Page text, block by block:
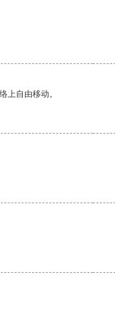
上自由移动。